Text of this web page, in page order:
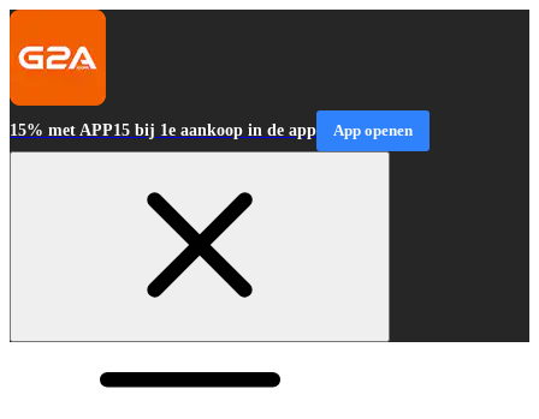
15% met APP15 bij 1e aankoop in de app App openen